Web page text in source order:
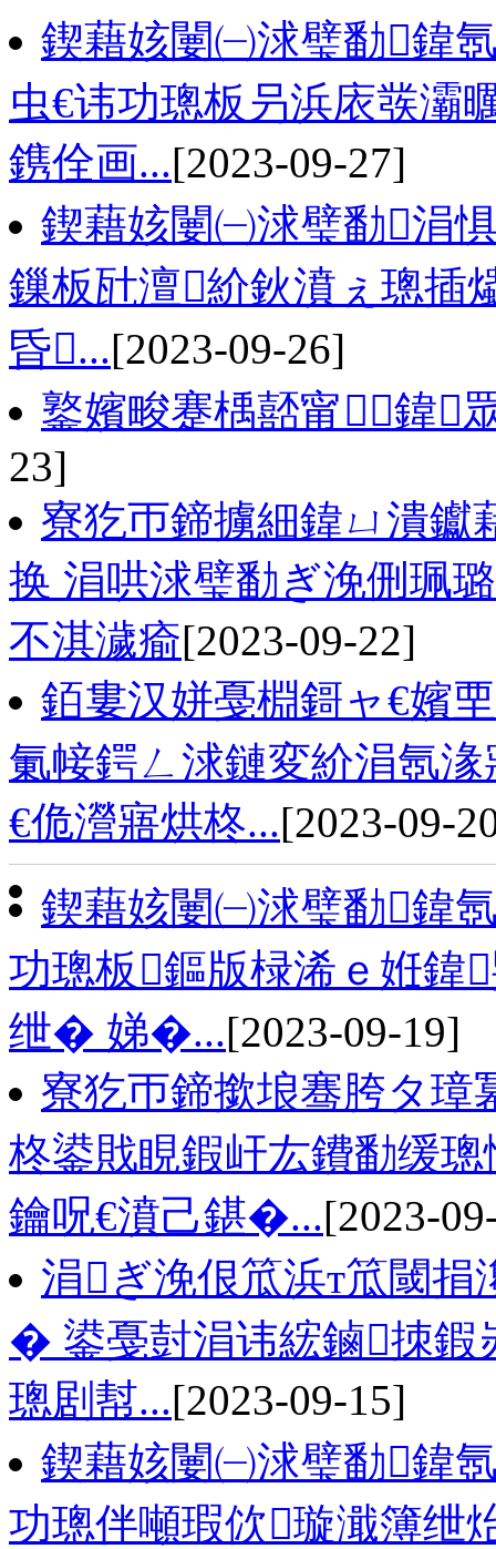
鍥藉姟闄㈠浗璧勫鍏
虫€讳功璁板叧浜庡彂灞
鎸佺画...[2023-09-27]
鍥藉姟闄㈠浗璧勫涓
鏁板瓧澶紒鈥濆ぇ璁插
昏...[2023-09-26]
鐜嬪畯蹇楀嚭甯鍏
23]
寮犵帀鍗擄細鍏ㄩ潰钀
换 涓哄浗璧勫ぎ浼侀珮
不淇濊瘉[2023-09-22]
銆婁汉姘戞棩鎶ャ€嬪
氭帹鍔ㄥ浗鏈変紒涓氬
€佹瀯寤烘柊...[2023-09-
鍥藉姟闄㈠浗璧勫鍏
功璁板鏂版椂浠ｅ姙鍏
绁� 娣�...[2023-09-19]
寮犵帀鍗撳埌骞胯タ璋
柊鍙戝睍鍜屽厷鐨勫缓
鑰呪€濆己鍖�...[2023-
涓ぎ浼佷笟浜т笟閾
� 鍙戞尌涓讳綋鏀拺鍜
璁剧幇...[2023-09-15]
鍥藉姟闄㈠浗璧勫鍏
功璁伴噸瑕佽璇濈簿绁